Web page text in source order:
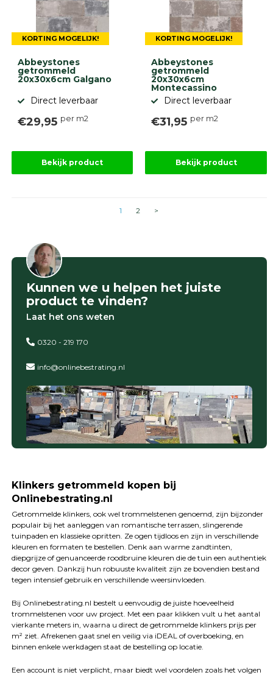
KORTING MOGELIJK!
Abbeystones
getrommeld
20x30x6cm Galgano
Direct leverbaar
€29,95 per m2
Bekijk product
KORTING MOGELIJK!
Abbeystones
getrommeld
20x30x6cm
Montecassino
Direct leverbaar
€31,95 per m2
Bekijk product
1 2 >
Kunnen we u helpen het juiste
product te vinden?
Laat het ons weten
0320 - 219 170
info@onlinebestrating.nl
Klinkers getrommeld kopen bij
Onlinebestrating.nl
Getrommelde klinkers, ook wel trommelstenen genoemd, zijn bijzonder
populair bij het aanleggen van romantische terrassen, slingerende
tuinpaden en klassieke opritten. Ze ogen tijdloos en zijn in verschillende
kleuren en formaten te bestellen. Denk aan warme zandtinten,
diepgrijze of genuanceerde roodbruine kleuren die de tuin een authentiek
decor geven. Dankzij hun robuuste kwaliteit zijn ze bovendien bestand
tegen intensief gebruik en verschillende weersinvloeden.
Bij Onlinebestrating.nl bestelt u eenvoudig de juiste hoeveelheid
trommelstenen voor uw project. Met een paar klikken vult u het aantal
vierkante meters in, waarna u direct de getrommelde klinkers prijs per
m² ziet. Afrekenen gaat snel en veilig via iDEAL of overboeking, en
binnen enkele werkdagen staat de bestelling op locatie.
Een account is niet verplicht, maar biedt wel voordelen zoals het volgen